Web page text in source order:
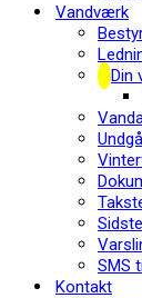
Vandværk
Din
SMS
Kontakt